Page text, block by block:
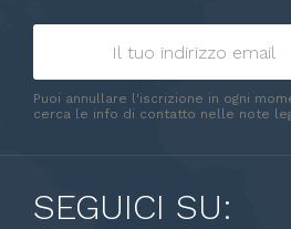
Puoi annullare l'iscrizione in ogni
cerca le info di contatto nelle note
SEGUICI SU: